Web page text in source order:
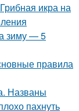
икра на
зиму — 5
правила
Названы
пахнуть